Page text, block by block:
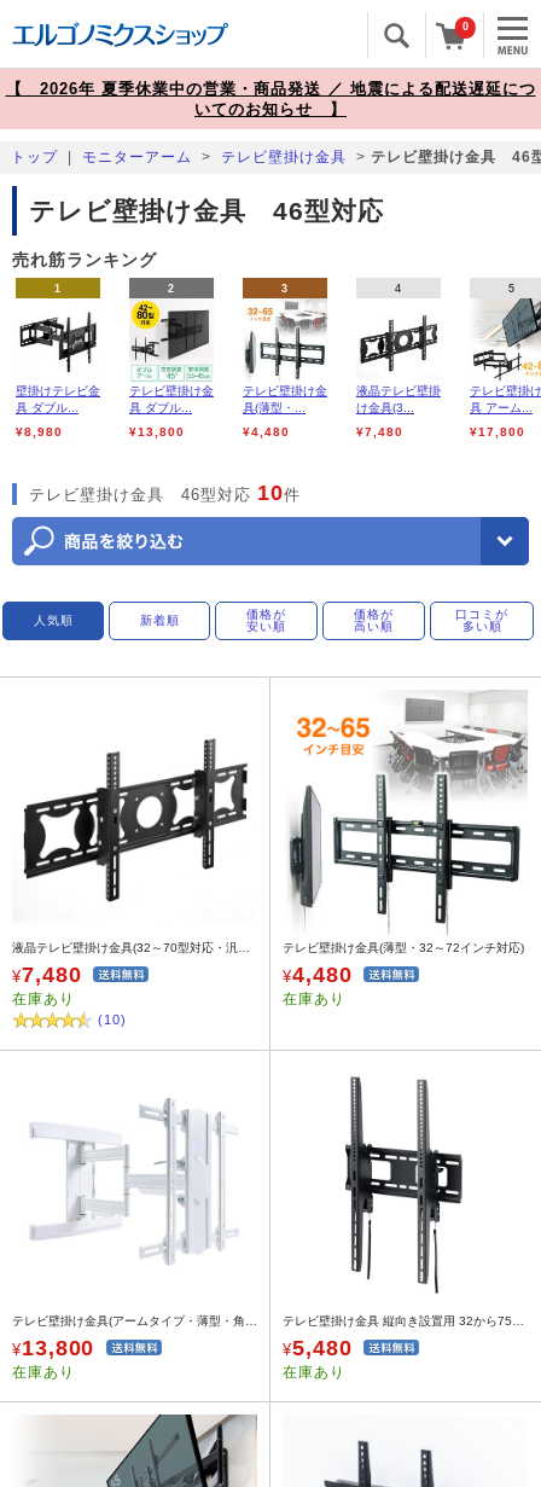
0
【 2026年 夏季休業中の営業・商品発送 ／ 地震による配送遅延につ
いてのお知らせ 】
トップ モニターアーム > テレビ壁掛け金具 > テレビ壁掛け金具 46
テレビ壁掛け金具 46型対応
売れ筋ランキング
1
壁掛けテレビ金
具 ダブル...
¥8,980
2
テレビ壁掛け金
具 ダブル...
¥13,800
3
テレビ壁掛け金
具(薄型・...
¥4,480
4
液晶テレビ壁掛
け金具(3...
¥7,480
5
テレビ壁掛
具 アーム...
¥17,800
テレビ壁掛け金具 46型対応 10件
人気順 新着順
価格が
安い順
価格が
高い順
口コミが
多い順
¥7,480
在庫あり
(10)
テレビ壁掛け金具(薄型・32～72インチ対応)
¥4,480
在庫あり
¥13,800
在庫あり
¥5,480
在庫あり